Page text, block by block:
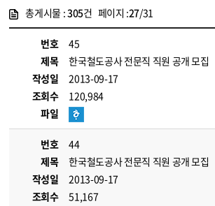
총게시물 :305건 페이지 :27/31
번호
45
제목
한국철도공사 전문직 직원 공개 모집
작성일
2013-09-17
조회수
120,984
파일
번호
44
제목
한국철도공사 전문직 직원 공개 모집
작성일
2013-09-17
조회수
51,167